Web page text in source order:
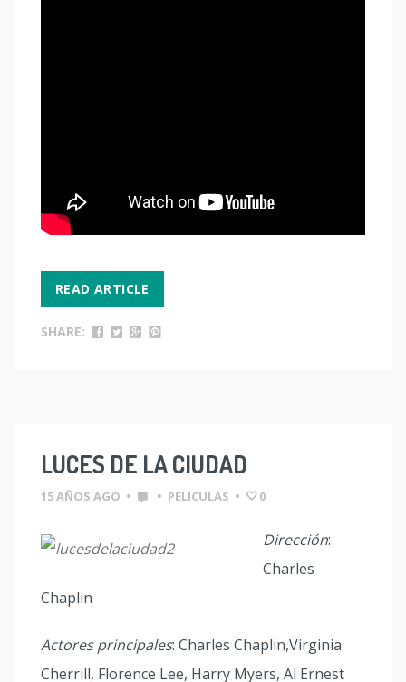
READ ARTICLE
SHARE:
LUCES DE LA CIUDAD
15 AÑOS AGO • • PELICULAS • 0
Dirección:
Charles
Chaplin
Actores principales: Charles Chaplin,Virginia
Cherrill, Florence Lee, Harry Myers, Al Ernest